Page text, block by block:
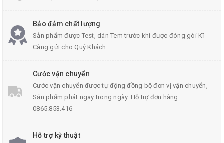
Đặc điểm nổi bật của băng keo
điện 3M Temflex 150
Khả năng cách điện lên tới 0,6 – 1 kV cho ứng dụng hạ thế.
Màng PVC đàn hồi, keo cao su dính chặt, độ dãn dài khoảng 180
– 200% giúp bọc dây điểu khiển, cáp bó gọn.
cần bảo vệ an toàn điện.
Bảo đảm chất lượng
Sản phẩm được Test, dán Tem trước khi được đóng gói Kĩ
Càng gửi cho Quý Khách
Cước vận chuyển
Cước vận chuyển được tự động đồng bộ đơn vị vận chuyển,
Sản phẩm phát ngay trong ngày. Hỗ trợ đơn hàng:
0865.853.416
Hỗ trợ kỹ thuật